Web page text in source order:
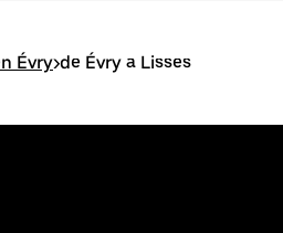
Évry>de Évry a Lisses